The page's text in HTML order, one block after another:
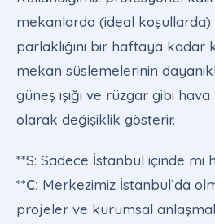
mekanlarda (ideal
parlaklığını bir haftaya kadar
mekan süslemelerinin
güneş ışığı ve rüzgar gibi
olarak değişiklik gösterir.
**S: Sadece İstanbul içinde mi
**C: Merkezimiz İstanbul’da
projeler ve kurumsal